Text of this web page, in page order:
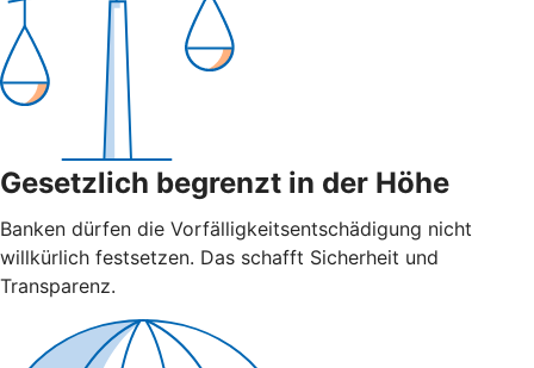
Gesetzlich begrenzt in der Höhe
Banken dürfen die Vorfälligkeitsentschädigung nicht
willkürlich festsetzen. Das schafft Sicherheit und
Transparenz.